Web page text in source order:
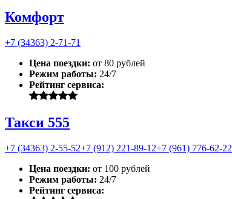
Комфорт
+7 (34363) 2-71-71
Цена поездки: от 80 рублей
Режим работы: 24/7
Рейтинг сервиса:
Такси 555
+7 (34363) 2-55-52+7 (912) 221-89-12+7 (961) 776-62-22
Цена поездки: от 100 рублей
Режим работы: 24/7
Рейтинг сервиса: